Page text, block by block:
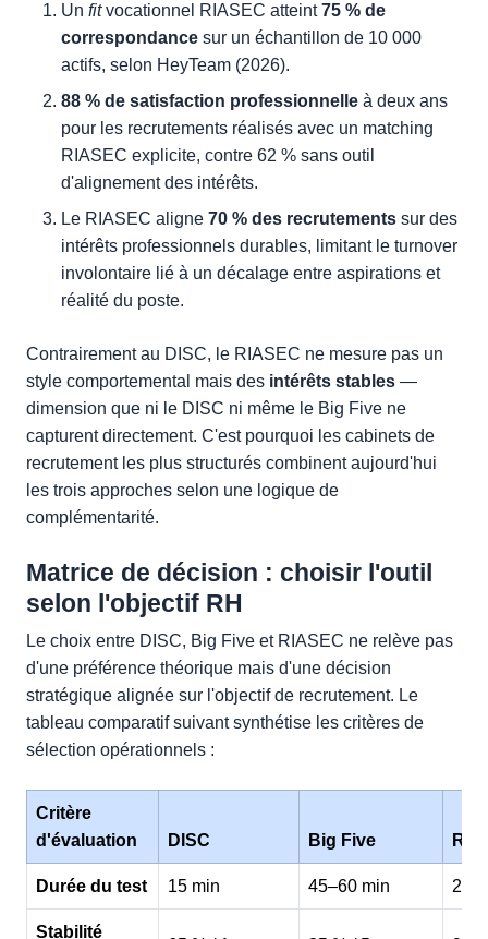
Un fitvocationnel RIASEC atteint75 % de
correspondance sur un échantillon de 10 000
actifs, selon HeyTeam (2026).
88 % de satisfaction professionnelle à deux ans
pour les recrutements réalisés avec un matching
RIASEC explicite, contre 62 % sans outil
d'alignement des intérêts.
Le RIASEC aligne 70 % des recrutements sur des
intérêts professionnels durables, limitant le turnover
involontaire lié à un décalage entre aspirations et
réalité du poste.
Contrairement au DISC, le RIASEC ne mesure pas un
style comportemental mais des intérêts stables —
dimension que ni le DISC ni même le Big Five ne
capturent directement. C'est pourquoi les cabinets de
recrutement les plus structurés combinent aujourd'hui
les trois approches selon une logique de
complémentarité.
Matrice de décision : choisir l'outil
selon l'objectif RH
Le choix entre DISC, Big Five et RIASEC ne relève pas
d'une préférence théorique mais d'une décision
stratégique alignée sur l'objectif de recrutement. Le
tableau comparatif suivant synthétise les critères de
sélection opérationnels :
Critère
d'évaluation
DISC Big Five
Durée du test 15 min 45–60 min
Stabilité